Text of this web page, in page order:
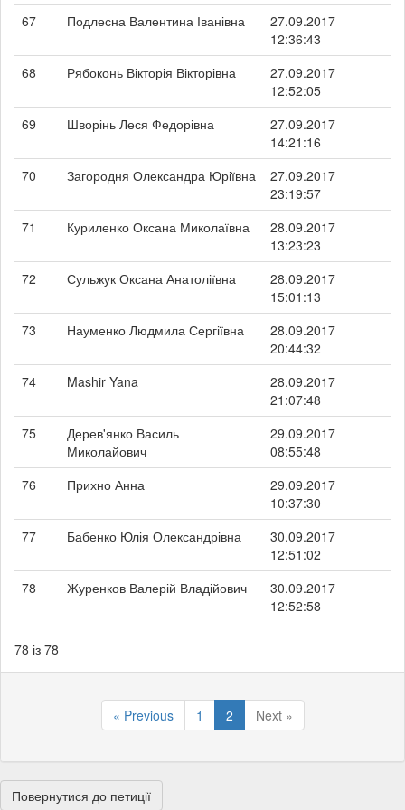
67 Подлесна Валентина Іванівна
27.09.2017
12:36:43
68
Рябоконь Вікторія Вікторівна
27.09.2017
12:52:05
69
Шворінь Леся Федорівна
27.09.2017
14:21:16
70
Загородня Олександра Юріївна
27.09.2017
23:19:57
71
Куриленко Оксана Миколаївна
28.09.2017
13:23:23
72
Сульжук Оксана Анатоліївна
28.09.2017
15:01:13
73
Науменко Людмила Сергіївна
28.09.2017
20:44:32
74
Mashir Yana
28.09.2017
21:07:48
75
Дерев'янко Василь
Миколайович
29.09.2017
08:55:48
76
Прихно Анна
29.09.2017
10:37:30
77
Бабенко Юлія Олександрівна
30.09.2017
12:51:02
78
Журенков Валерій Владійович
30.09.2017
12:52:58
78 із 78
« Previous 1 2 Next »
Повернутися до петиції